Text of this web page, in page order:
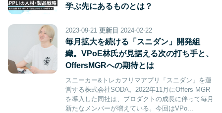
学ぶ先にあるものとは？
2023-09-21 更新日 2024-02-22
毎月拡大を続ける「スニダン」開発組
織。VPoE林氏が見据える次の打ち手と、
OffersMGRへの期待とは
スニーカー&トレカフリマアプリ「スニダン」を運
営する株式会社SODA。2022年11月にOffers MGR
を導入した同社は、プロダクトの成長に伴って毎月
新たなメンバーが増えている。今回はVPo...